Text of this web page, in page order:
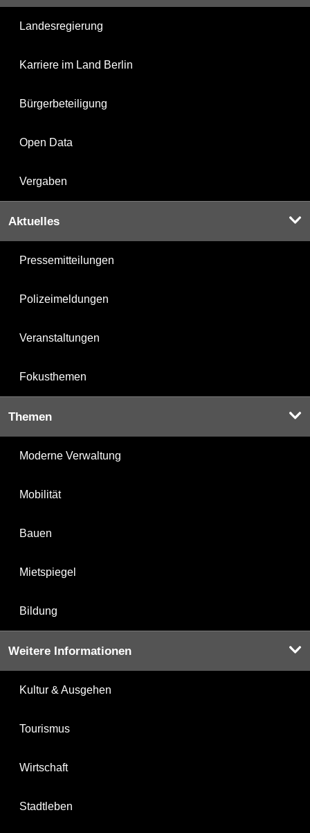
Landesregierung
Karriere im Land Berlin
Bürgerbeteiligung
Open Data
Vergaben
Aktuelles
Pressemitteilungen
Polizeimeldungen
Veranstaltungen
Fokusthemen
Themen
Moderne Verwaltung
Mobilität
Bauen
Mietspiegel
Bildung
Weitere Informationen
Kultur & Ausgehen
Tourismus
Wirtschaft
Stadtleben